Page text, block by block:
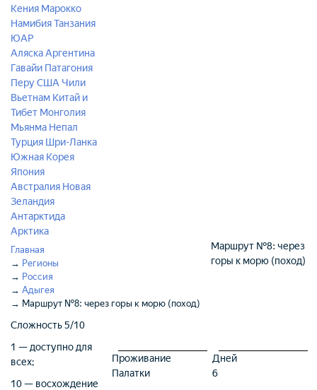
Кения Марокко
НамибияТанзания
ЮАР
АляскаАргентина
Гавайи Патагония
Перу США Чили
Вьетнам Китай и
Тибет Монголия
Мьянма Непал
Турция Шри-Ланка
Южная Корея
Япония
Австралия Новая
Зеландия
Антарктида
Арктика
Главная
→ Регионы
→ Россия
→ Адыгея
→ Маршрут №8: через горы к морю (поход)
Маршрут №8: через
горы к морю (поход)
Сложность5/10
1 — доступно для
всех;
10 — восхождение
Проживание
Палатки
Дней
6